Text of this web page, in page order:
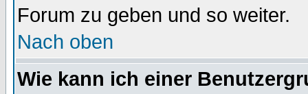
Forum zu geben und so weiter.
Nach oben
Wie kann ich einer